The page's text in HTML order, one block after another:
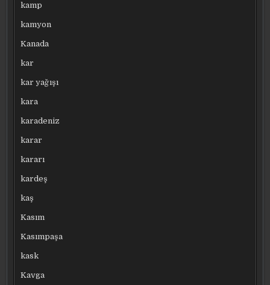
kamp
kamyon
Kanada
kar
kar yağışı
kara
karadeniz
karar
kararı
kardeş
kaş
Kasım
Kasımpaşa
kask
Kavga